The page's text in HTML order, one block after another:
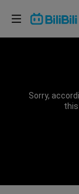
Sorry,
this
Choose